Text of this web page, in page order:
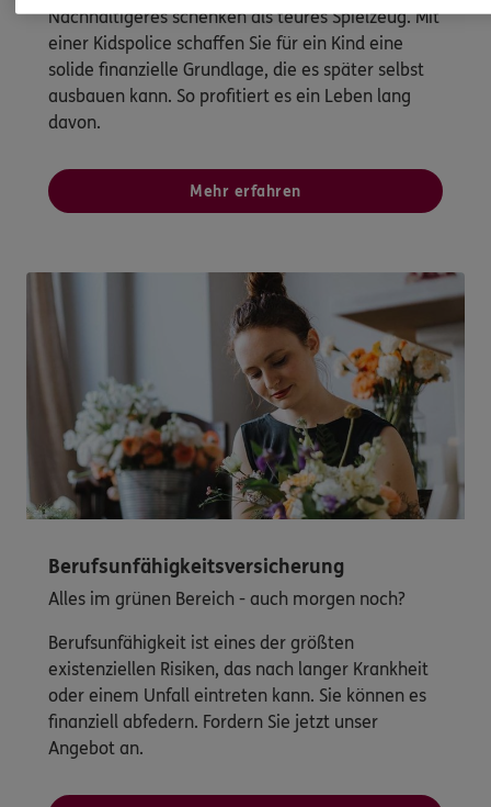
Nachhaltigeres schenken als teures Spielzeug. Mit
einer Kidspolice schaffen Sie für ein Kind eine
solide finanzielle Grundlage, die es später selbst
ausbauen kann. So profitiert es ein Leben lang
davon.
Mehr erfahren
Berufsunfähigkeitsversicherung
Alles im grünen Bereich - auch morgen noch?
Berufsunfähigkeit ist eines der größten
existenziellen Risiken, das nach langer Krankheit
oder einem Unfall eintreten kann. Sie können es
finanziell abfedern. Fordern Sie jetzt unser
Angebot an.